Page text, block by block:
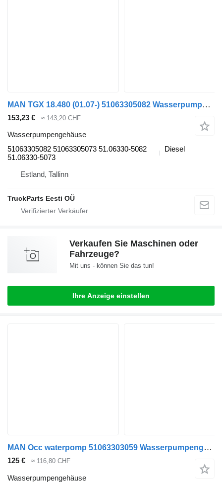
MAN TGX 18.480 (01.07-) 51063305082 Wasserpumpengehäuse für MAN TGL, TGM, TGS, TGX (2005-2021) LKW
153,23 € ≈ 143,20 CHF
Wasserpumpengehäuse
51063305082 51063305073 51.06330-5082
51.06330-5073
Diesel
Estland, Tallinn
TruckParts Eesti OÜ
Verkaufen Sie Maschinen oder
Fahrzeuge?
Mit uns - können Sie das tun!
Ihre Anzeige einstellen
MAN Occ waterpomp 51063303059 Wasserpumpengehäuse für LKW
125 € ≈ 116,80 CHF
Wasserpumpengehäuse